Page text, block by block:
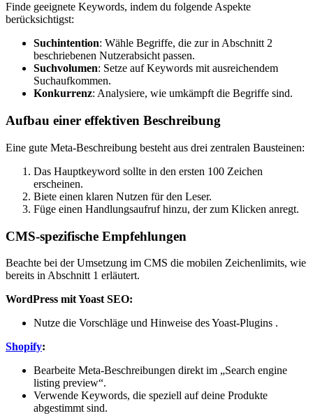
Finde geeignete Keywords, indem du folgende Aspekte
berücksichtigst:
Suchintention: Wähle Begriffe, die zur in Abschnitt 2
beschriebenen Nutzerabsicht passen.
Suchvolumen: Setze auf Keywords mit ausreichendem
Suchaufkommen.
Konkurrenz: Analysiere, wie umkämpft die Begriffe sind.
Aufbau einer effektiven Beschreibung
Eine gute Meta-Beschreibung besteht aus drei zentralen Bausteinen:
Das Hauptkeyword sollte in den ersten 100 Zeichen
erscheinen.
Biete einen klaren Nutzen für den Leser.
Füge einen Handlungsaufruf hinzu, der zum Klicken anregt.
CMS-spezifische Empfehlungen
Beachte bei der Umsetzung im CMS die mobilen Zeichenlimits, wie
bereits in Abschnitt 1 erläutert.
WordPress mit Yoast SEO:
Nutze die Vorschläge und Hinweise des Yoast-Plugins .
Shopify:
Bearbeite Meta-Beschreibungen direkt im „Search engine
listing preview“.
Verwende Keywords, die speziell auf deine Produkte
abgestimmt sind.